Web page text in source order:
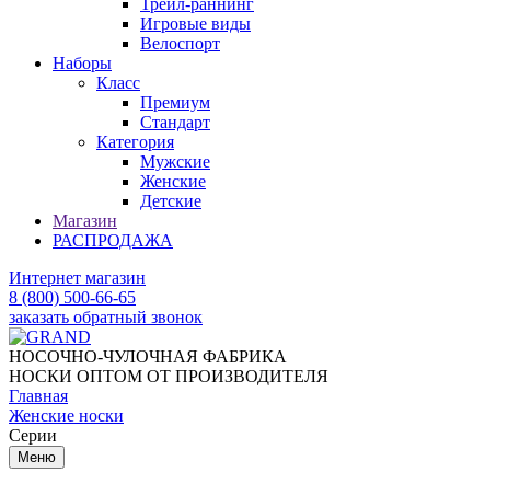
Игровые виды
Велоспорт
Наборы
Класс
Премиум
Стандарт
Категория
Мужские
Женские
Детские
Магазин
РАСПРОДАЖА
Интернет магазин
8 (800) 500-66-65
заказать обратный звонок
НОСОЧНО-ЧУЛОЧНАЯ ФАБРИКА
НОСКИ ОПТОМ ОТ ПРОИЗВОДИТЕЛЯ
Главная
Женские носки
Серии
Меню